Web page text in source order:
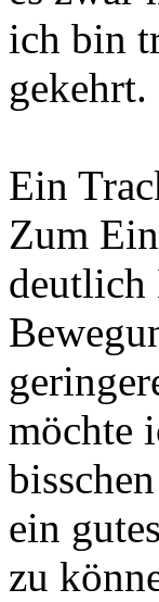
ich bin
gekehrt.
Ein
Zum
deutlich
möchte
ein
zu